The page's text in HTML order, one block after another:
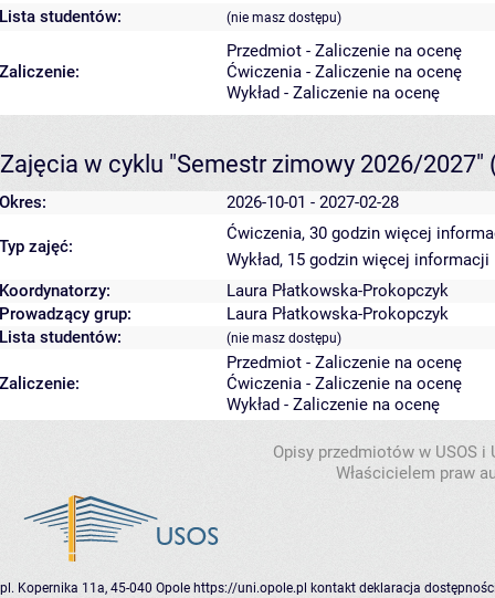
Lista studentów:
(nie masz dostępu)
Zaliczenie:
Przedmiot - Zaliczenie na ocenę
Ćwiczenia - Zaliczenie na ocenę
Wykład - Zaliczenie na ocenę
Zajęcia w cyklu "Semestr zimowy 2026/2027"
Okres: 2026-10-01 - 2027-02-28
Typ zajęć:
Ćwiczenia, 30 godzin więcej
Wykład, 15 godzin więcej informacji
Koordynatorzy:
Laura Płatkowska-Prokopczyk
Prowadzący grup:
Laura Płatkowska-Prokopczyk
Lista studentów:
(nie masz dostępu)
Zaliczenie:
Przedmiot - Zaliczenie na ocenę
Ćwiczenia - Zaliczenie na ocenę
Wykład - Zaliczenie na ocenę
Opisy przedmiotów w USOS
Właścicielem praw
pl. Kopernika 11a, 45-040 Opole https://uni.opole.pl kontakt deklaracja